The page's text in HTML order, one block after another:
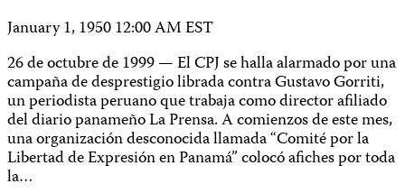
January 1, 1950 12:00 AM EST
26 de octubre de 1999 — El CPJ se halla alarmado por una
campaña de desprestigio librada contra Gustavo Gorriti,
un periodista peruano que trabaja como director afiliado
del diario panameño La Prensa. A comienzos de este mes,
una organización desconocida llamada “Comité por la
Libertad de Expresión en Panamá” colocó afiches por toda
la…